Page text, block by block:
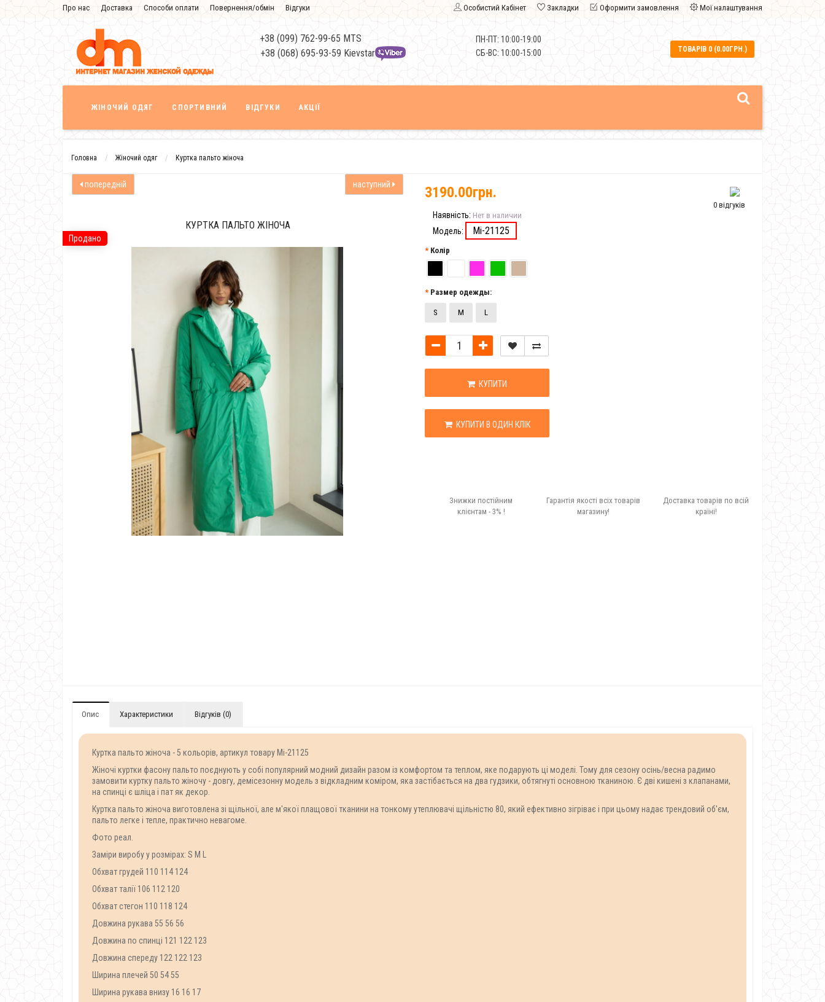
Про нас Доставка Способи оплати Повернення/обмін
Відгуки
Знижка
Особистий Кабінет Закладки Оформити замовлення Мої налаштування
+38 (099) 762-99-65 MTS
+38 (068) 695-93-59 Kievstar
ПН-ПТ: 10:00-19:00
СБ-ВС: 10:00-15:00
ТОВАРІВ 0 (0.00ГРН.)
ЖІНОЧИЙ ОДЯГ СПОРТИВНИЙ ВІДГУКИ АКЦІЇ
Головна Жіночий одяг Куртка пальто жіноча
попередній наступний
Продано
КУРТКА ПАЛЬТО ЖІНОЧА
0 відгуків
3190.00грн.
Наявність: Нет в наличии
Модель: Mi-21125
Колір
Размер одежды:
S M L
КУПИТИ
КУПИТИ В ОДИН КЛІК
Знижки постійним
клієнтам - 3% !
Гарантія якості всіх товарів
магазину!
Доставка товарів по всій
країні!
Опис Характеристики Відгуків (0)
Куртка пальто жіноча - 5 кольорів, артикул товару Mi-21125
Жіночі куртки фасону пальто поєднують у собі популярний модний дизайн разом із комфортом та теплом, яке подарують ці моделі. Тому для сезону осінь/весна радимо
замовити куртку пальто жіночу - довгу, демісезонну модель з відкладним коміром, яка застібається на два гудзики, обтягнуті основною тканиною. Є дві кишені з клапанами,
на спинці є шліца і пат як декор.
Куртка пальто жіноча виготовлена зі щільної, але м'якої плащової тканини на тонкому утеплювачі щільністю 80, який ефективно зігріває і при цьому надає трендовий об'єм,
пальто легке і тепле, практично невагоме.
Фото реал.
Заміри виробу у розмірах: S M L
Обхват грудей 110 114 124
Обхват талії 106 112 120
Обхват стегон 110 118 124
Довжина рукава 55 56 56
Довжина по спинці 121 122 123
Довжина спереду 122 122 123
Ширина плечей 50 54 55
Ширина рукава внизу 16 16 17